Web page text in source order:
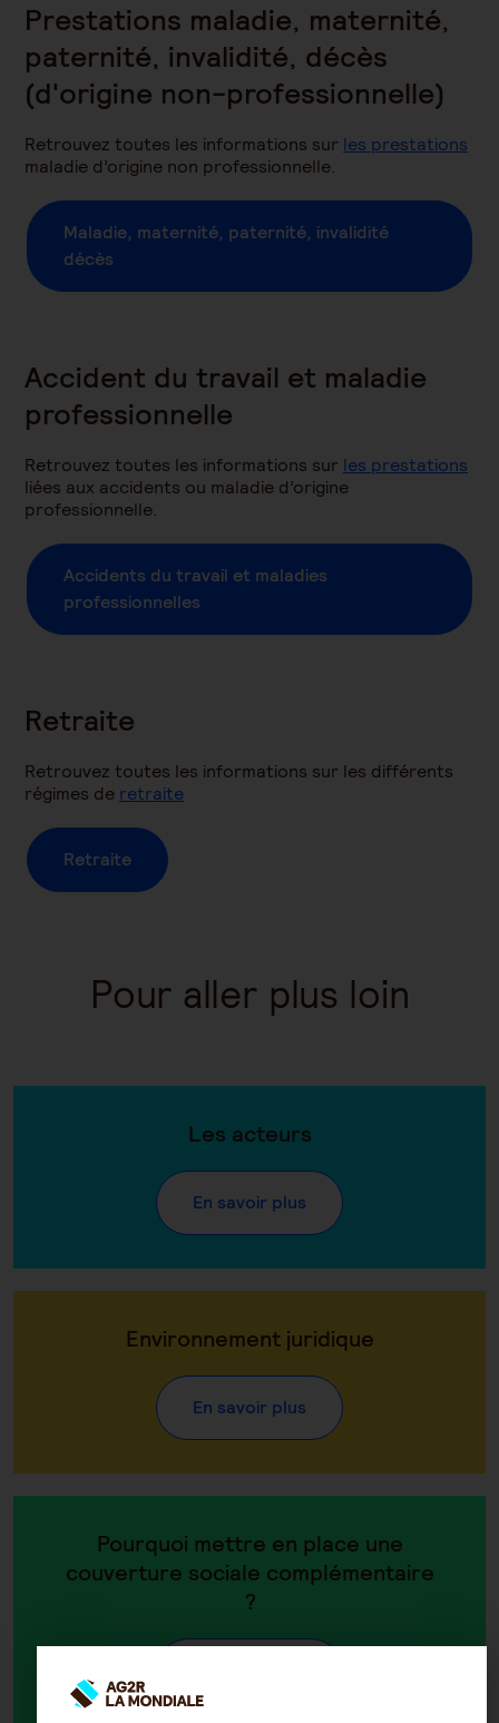
Prestations maladie, maternité,
paternité, invalidité, décès
(d'origine non-professionnelle)
Retrouvez toutes les informations sur les prestations
maladie d’origine non professionnelle.
Maladie, maternité, paternité, invalidité
décès
Accident du travail et maladie
professionnelle
Retrouvez toutes les informations sur les prestations
liées aux accidents ou maladie d’origine
professionnelle.
Accidents du travail et maladies
professionnelles
Retraite
Retrouvez toutes les informations sur les différents
régimes de retraite
Retraite
Pour aller plus loin
Les acteurs
En savoir plus
Environnement juridique
En savoir plus
Pourquoi mettre en place une
couverture sociale complémentaire
?